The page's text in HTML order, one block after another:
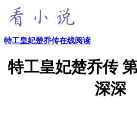
特工皇妃楚乔传在线阅读
特工皇妃楚乔传
深深